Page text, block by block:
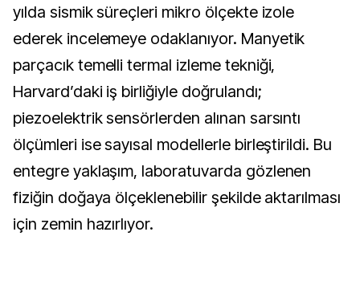
yılda sismik süreçleri mikro ölçekte izole
ederek incelemeye odaklanıyor. Manyetik
parçacık temelli termal izleme tekniği,
Harvard’daki iş birliğiyle doğrulandı;
piezoelektrik sensörlerden alınan sarsıntı
ölçümleri ise sayısal modellerle birleştirildi. Bu
entegre yaklaşım, laboratuvarda gözlenen
fiziğin doğaya ölçeklenebilir şekilde aktarılması
için zemin hazırlıyor.